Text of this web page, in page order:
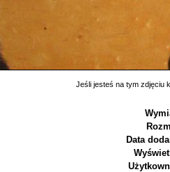
Jeśli jesteś na tym zdjęciu
Data